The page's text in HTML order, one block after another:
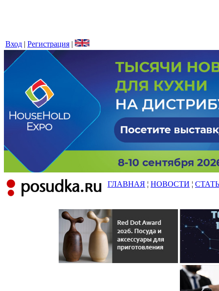
Вход | Регистрация |
ГЛАВНАЯ ¦ НОВОСТИ ¦